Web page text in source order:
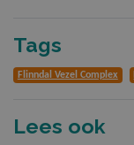
Tags
Flinndal Vezel Complex
Lees ook